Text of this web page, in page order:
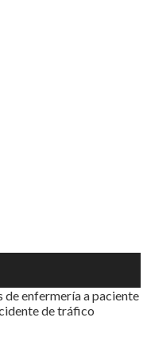
de enfermería a paciente
de tráfico